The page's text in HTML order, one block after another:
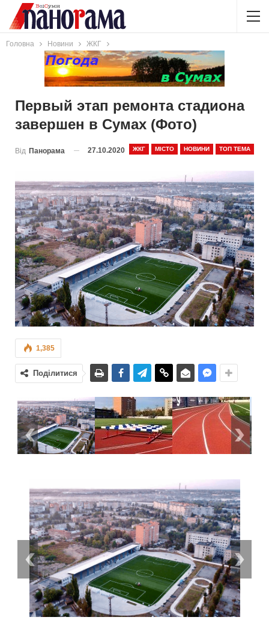
Головна Новини ЖКГ
Первый этап ремонта стадиона
завершен в Сумах (Фото)
ЖКГ МІСТО НОВИНИ ТОП ТЕМА
Від Панорама 27.10.2020
1,385
Поділитися